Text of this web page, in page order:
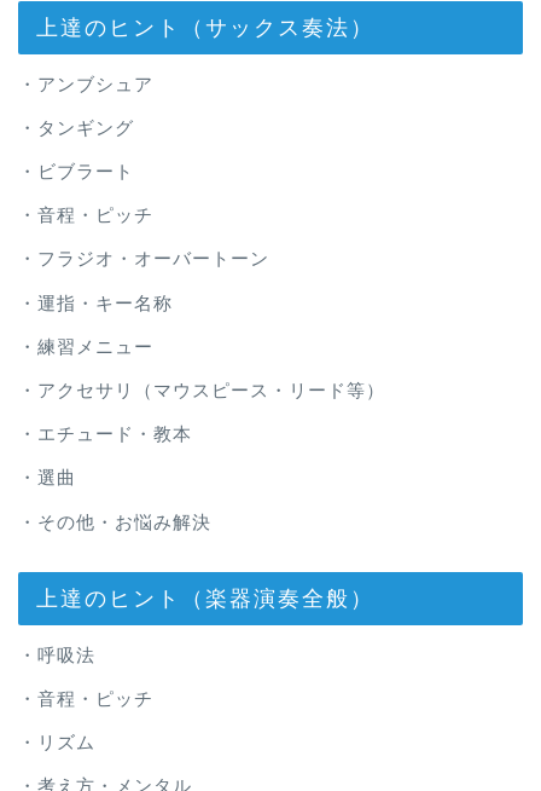
上達のヒント（サックス奏法）
・アンブシュア
・タンギング
・ビブラート
・音程・ピッチ
・フラジオ・オーバートーン
・運指・キー名称
・練習メニュー
・アクセサリ（マウスピース・リード等）
・エチュード・教本
・選曲
・その他・お悩み解決
上達のヒント（楽器演奏全般）
・呼吸法
・音程・ピッチ
・リズム
・考え方・メンタル